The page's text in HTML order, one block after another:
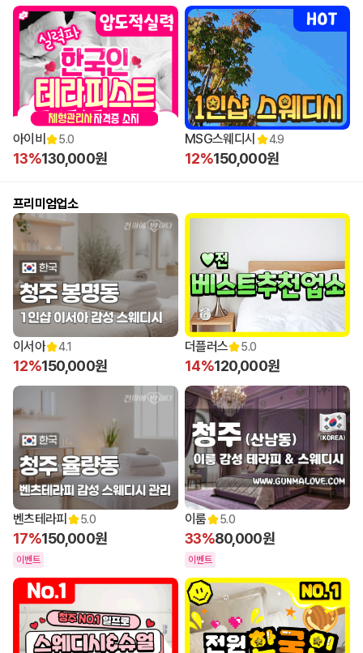
아이비 5.0
13%130,000원
MSG스웨디시 4.9
12%150,000원
프리미엄업소
이서아 4.1
12%150,000원
더플러스 5.0
14%120,000원
벤츠테라피 5.0
17%150,000원
이벤트
이룸 5.0
33%80,000원
이벤트